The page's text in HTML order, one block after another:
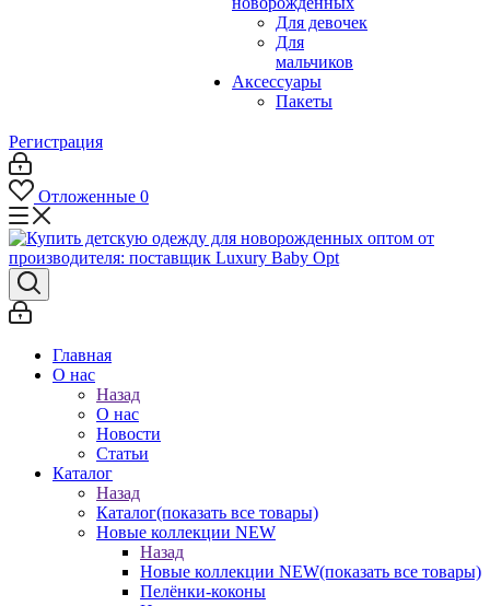
Для девочек
Для
мальчиков
Аксессуары
Пакеты
Регистрация
Отложенные 0
Главная
О нас
Назад
О нас
Новости
Статьи
Каталог
Назад
Каталог(показать все товары)
Новые коллекции NEW
Назад
Новые коллекции NEW(показать все товары)
Пелёнки-коконы